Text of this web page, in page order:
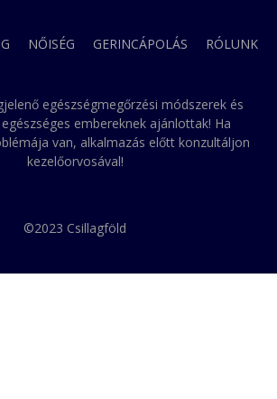
NŐISÉG GERINCÁPOLÁS RÓLUNK
egészségmegőrzési módszerek és
embereknek ajánlottak! Ha
van, alkalmazás előtt konzultáljon
kezelőorvosával!
©2023 Csillagföld